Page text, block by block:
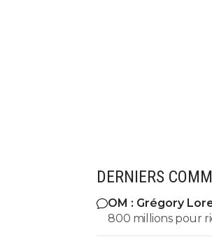
DERNIERS
OM : Grégory
Frank McCourt
800 millions pour
coupe de france